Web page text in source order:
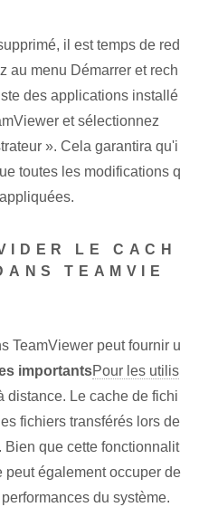
il est temps de red
au menu Démarrer et rech
des applications installé
et sélectionnez
». Cela garantira qu'i
toutes les modifications q
LE CACH
TEAMVIE
TeamViewer peut fournir u
importantsPour les utilis
distance. Le cache de fichi
fichiers transférés lors de
Bien que cette fonctionnalit
également occuper de
du système.